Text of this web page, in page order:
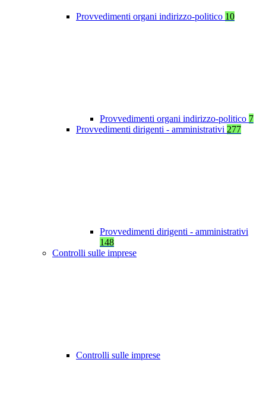
Provvedimenti organi indirizzo-politico 10
Provvedimenti organi indirizzo-politico 7
Provvedimenti dirigenti - amministrativi 277
Provvedimenti dirigenti - amministrativi
148
Controlli sulle imprese
Controlli sulle imprese